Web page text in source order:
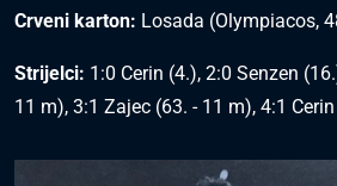
Crveni karton: Losada (Olympiacos,
Strijelci: 1:0 Cerin (4.), 2:0 Senzen
11 m), 3:1 Zajec (63. - 11 m), 4:1